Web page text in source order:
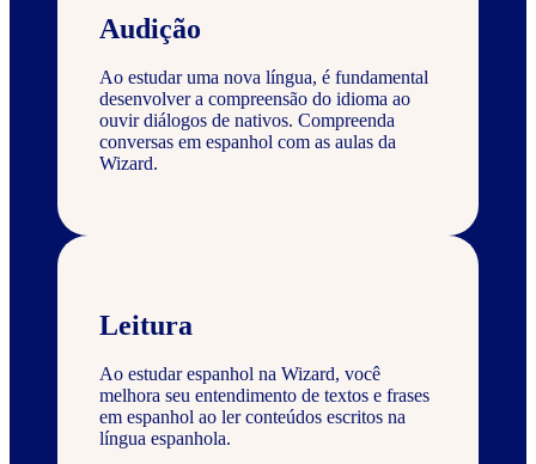
Audição
Ao estudar uma nova língua, é fundamental
desenvolver a compreensão do idioma ao
ouvir diálogos de nativos. Compreenda
conversas em espanhol com as aulas da
Wizard.
Leitura
Ao estudar espanhol na Wizard, você
melhora seu entendimento de textos e frases
em espanhol ao ler conteúdos escritos na
língua espanhola.